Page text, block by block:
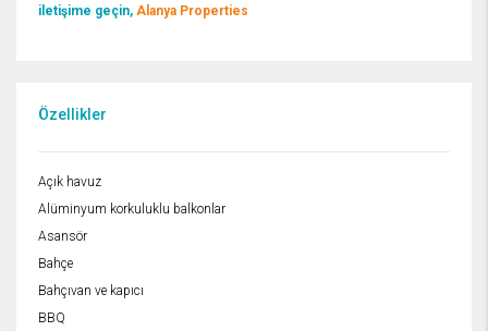
iletişime geçin, Alanya Properties
Özellikler
Açık havuz
Alüminyum korkuluklu balkonlar
Asansör
Bahçe
Bahçıvan ve kapıcı
BBQ